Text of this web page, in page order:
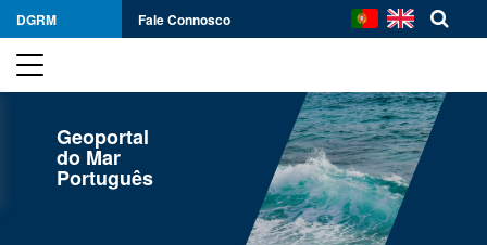
DGRM Fale Connosco
Geoportal
do Mar
Português